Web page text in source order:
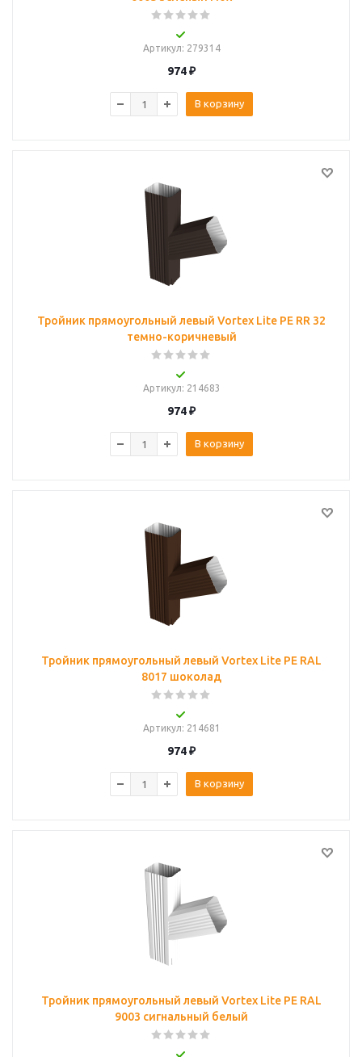
Артикул: 279314
974₽
В корзину
Тройник прямоугольный левый Vortex Lite PE RR 32
темно-коричневый
Артикул: 214683
974₽
В корзину
Тройник прямоугольный левый Vortex Lite PE RAL
8017 шоколад
Артикул: 214681
974₽
В корзину
Тройник прямоугольный левый Vortex Lite PE RAL
9003 сигнальный белый